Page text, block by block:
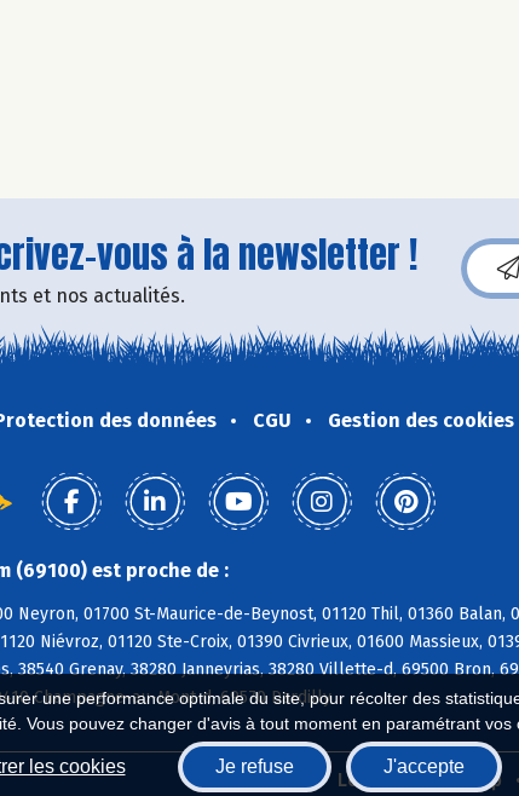
une performance optimale du site, pour récolter des
Vous pouvez changer d'avis à tout moment en paramétrant vos
les cookies Je refuse J'accepte
vous à la newsletter !
et nos actualités.
des données CGU Gestion des cookies
(69100) est proche de :
Neyron, 01700 St-Maurice-de-Beynost, 01120 Thil, 01360 Balan,
Niévroz, 01120 Ste-Croix, 01390 Civrieux, 01600 Massieux,
38540 Grenay, 38280 Janneyrias, 38280 Villette-d, 69500 Bron,
Champagne-au-Mont-d, 69570 Dardilly
Biocoop.fr Le réseau Biocoop